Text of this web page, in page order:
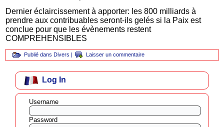
Dernier éclaircissement à apporter: les 800 milliards à
prendre aux contribuables seront-ils gelés si la Paix est
conclue pour que les évènements restent
COMPREHENSIBLES
Publié dans Divers | Laisser un commentaire
Log In
Username
Password